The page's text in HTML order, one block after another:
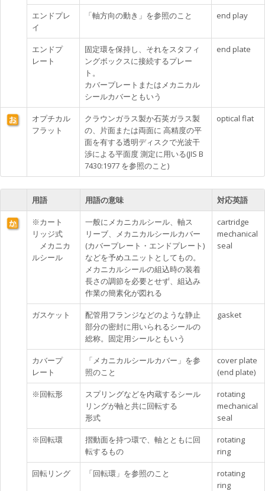
エンドプレ
イ
「軸方向の動き」を参照のこと end play
エンドプ
レート
固定環を保持し、それをスタフィ
ングボックスに接続するプレー
ト。
カバープレートまたはメカニカル
シールカバーともいう
end plate
オプチカル
フラット
クラウンガラス製か石英ガラス製
の、片面または両面に 高精度の平
面を有する透明ディスクで光波干
渉による平面度 測定に用いる(JIS B
7430:1977 を参照のこと)
optical flat
用語 用語の意味 対応英語
※カート
リッジ式
メカニカ
ルシール
一般にメカニカルシール、軸ス
リーブ、メカニカルシールカバー
(カバープレート・エンドプレート)
などを予めユニットとしてもの。
メカニカルシールの組込時の装着
長さの調節を必要とせず、組込み
作業の簡素化が図れる
cartridge
mechanical
seal
ガスケット
配管用フランジなどのような静止
部分の密封に用いられるシールの
総称。固定用シールともいう
gasket
カバープ
レート
「メカニカルシールカバー」を参
照のこと
cover plate
(end plate)
※回転形
スプリングなどを内蔵するシール
リングが軸と共に回転する
形式
rotating
mechanical
seal
※回転環
摺動面を持つ環で、軸とともに回
転するもの
rotating
ring
回転リング 「回転環」を参照のこと
rotating
ring